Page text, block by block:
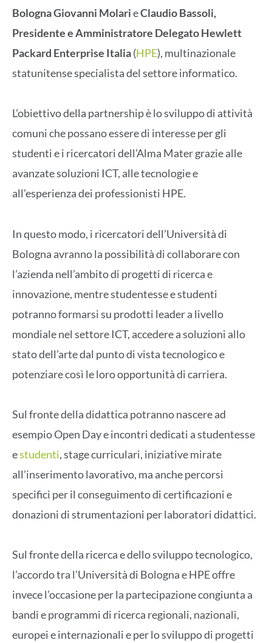
Bologna Giovanni MolarieClaudio Bassoli,
Presidente e Amministratore Delegato Hewlett
Packard Enterprise Italia(HPE), multinazionale
statunitense specialista del settore informatico.
L’obiettivo della partnership è lo sviluppo di attività
comuni che possano essere di interesse per gli
studenti e i ricercatori dell’Alma Mater grazie alle
avanzate soluzioni ICT, alle tecnologie e
all’esperienza dei professionisti HPE.
In questo modo, i ricercatori dell’Università di
Bologna avranno la possibilità di collaborare con
l’azienda nell’ambito di progetti di ricerca e
innovazione, mentre studentesse e studenti
potranno formarsi su prodotti leader a livello
mondiale nel settore ICT, accedere a soluzioni allo
stato dell’arte dal punto di vista tecnologico e
potenziare così le loro opportunità di carriera.
Sul fronte della didattica potranno nascere ad
esempio Open Day e incontri dedicati a studentesse
estudenti, stage curriculari, iniziative mirate
all’inserimento lavorativo, ma anche percorsi
specifici per il conseguimento di certificazioni e
donazioni di strumentazioni per laboratori didattici.
Sul fronte della ricerca e dello sviluppo tecnologico,
l’accordo tra l’Università di Bologna e HPE offre
invece l’occasione per la partecipazione congiunta a
bandi e programmi di ricerca regionali, nazionali,
europei e internazionali e per lo sviluppo di progetti